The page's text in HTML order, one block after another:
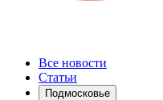
Все новости
Статьи
Подмосковье